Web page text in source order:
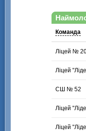
Команда
Ліцей №
Ліцей
СШ № 52
Ліцей
Ліцей